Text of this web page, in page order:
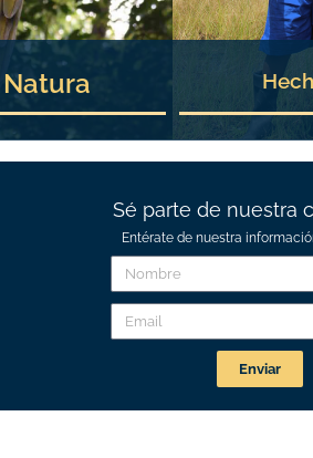
Natura
Sé parte de nuestra
Entérate de nuestra
Enviar